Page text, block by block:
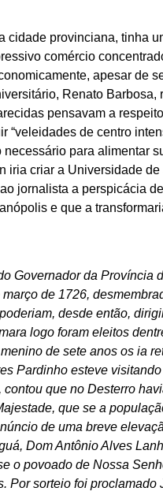
cidade provinciana, tinha
comércio
apesar de
Renato
pensavam a
“veleidades de centro
para alimentar
iria criar a Universidade
jornalista a perspicácia
e que a
Governador da
de 1726,
desde então,
logo foram eleitos
de sete anos os ia
Pardinho esteve
que no Desterro
que se a
de uma breve
Dom Antônio Alves
o povoado de Nossa
Por sorteio foi